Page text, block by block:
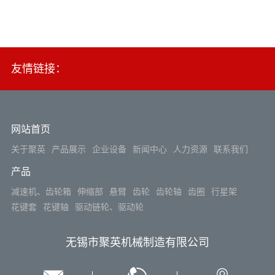
友情链接：
网站首页
关于聚英 产品展示 企业设备 新闻中心 人力资源 联系我们
产品
减速机、齿轮箱 伸缩部 悬臂 齿轮 齿轮轴 齿圈
行星架
花键套
花键轴 驱动链轮、驱动轮
无锡市聚英机械制造有限公司